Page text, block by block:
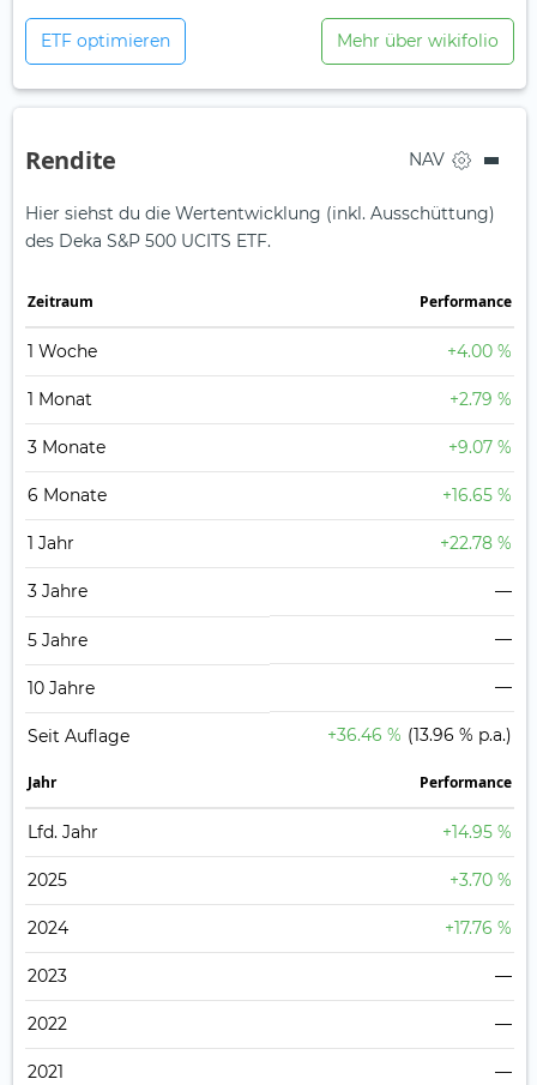
ETF optimieren Mehr über wikifolio
Rendite NAV
Hier siehst du die Wertentwicklung (inkl. Ausschüttung)
des Deka S&P 500 UCITS ETF.
Zeit­raum Perfor­mance
1 Woche +4.00 %
1 Monat +2.79 %
3 Monate +9.07 %
6 Monate +16.65 %
1 Jahr +22.78 %
3 Jahre —
5 Jahre —
10 Jahre —
Seit Auflage +36.46 % (13.96 % p.a.)
Jahr Perfor­mance
Lfd. Jahr +14.95 %
2025 +3.70 %
2024 +17.76 %
2023 —
2022 —
2021 —